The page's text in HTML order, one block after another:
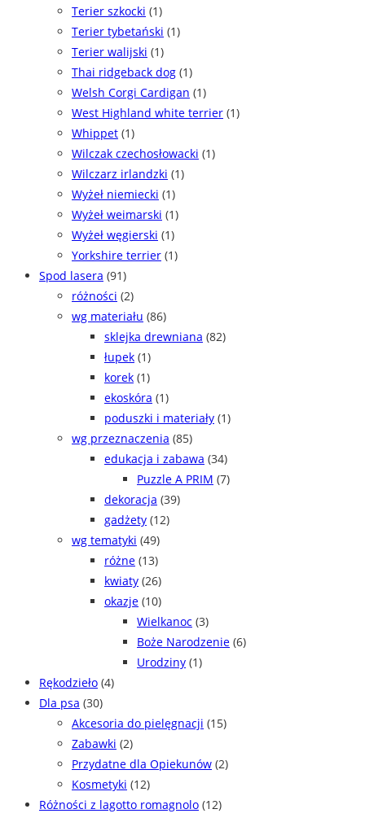
Terier szkocki (1)
Terier tybetański (1)
Terier walijski (1)
Thai ridgeback dog (1)
Welsh Corgi Cardigan (1)
West Highland white terrier (1)
Whippet (1)
Wilczak czechosłowacki (1)
Wilczarz irlandzki (1)
Wyżeł niemiecki (1)
Wyżeł weimarski (1)
Wyżeł węgierski (1)
Yorkshire terrier (1)
Spod lasera (91)
różności (2)
wg materiału (86)
sklejka drewniana (82)
łupek (1)
korek (1)
ekoskóra (1)
poduszki i materiały (1)
wg przeznaczenia (85)
edukacja i zabawa (34)
Puzzle A PRIM (7)
dekoracja (39)
gadżety (12)
wg tematyki (49)
różne (13)
kwiaty (26)
okazje (10)
Wielkanoc (3)
Boże Narodzenie (6)
Urodziny (1)
Rękodzieło (4)
Dla psa (30)
Akcesoria do pielęgnacji (15)
Zabawki (2)
Przydatne dla Opiekunów (2)
Kosmetyki (12)
Różności z lagotto romagnolo (12)